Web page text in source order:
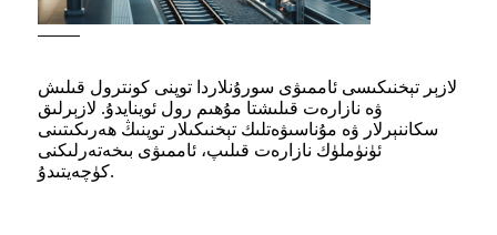
لازېر تېخنىكىسى ئاممىۋى سورۇنلاردا توپنى كونترول قىلىش
ۋە نازارەت قىلىشتا مۇھىم رول ئوينايدۇ. لازېرلىق
سكاننېرلار ۋە مۇناسىۋەتلىك تېخنىكىلار توپنىڭ ھەرىكىتىنى
ئۈنۈملۈك نازارەت قىلىپ، ئاممىۋى بىخەتەرلىكنى
كۈچەيتىدۇ.